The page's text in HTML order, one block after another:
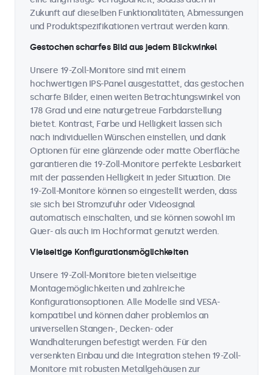
Zukunft auf dieselben Funktionalitäten, Abmessungen
und Produktspezifikationen vertraut werden kann.
Gestochen scharfes Bild aus jedem Blickwinkel
Unsere 19-Zoll-Monitore sind mit einem
hochwertigen IPS-Panel ausgestattet, das gestochen
scharfe Bilder, einen weiten Betrachtungswinkel von
178 Grad und eine naturgetreue Farbdarstellung
bietet. Kontrast, Farbe und Helligkeit lassen sich
nach individuellen Wünschen einstellen, und dank
Optionen für eine glänzende oder matte Oberfläche
garantieren die 19-Zoll-Monitore perfekte Lesbarkeit
mit der passenden Helligkeit in jeder Situation. Die
19-Zoll-Monitore können so eingestellt werden, dass
sie sich bei Stromzufuhr oder Videosignal
automatisch einschalten, und sie können sowohl im
Quer- als auch im Hochformat genutzt werden.
Vielseitige Konfigurationsmöglichkeiten
Unsere 19-Zoll-Monitore bieten vielseitige
Montagemöglichkeiten und zahlreiche
Konfigurationsoptionen. Alle Modelle sind VESA-
kompatibel und können daher problemlos an
universellen Stangen-, Decken- oder
Wandhalterungen befestigt werden. Für den
versenkten Einbau und die Integration stehen 19-Zoll-
Monitore mit robusten Metallgehäusen zur